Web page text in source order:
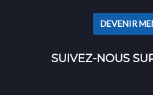
DEVENIR
SUIVEZ-NOUS